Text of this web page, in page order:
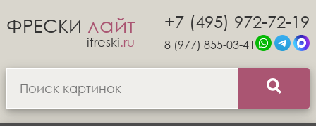
ФРЕСКИ лайт
ifreski.ru
+7 (495) 972-72-19
8 (977) 855-03-41